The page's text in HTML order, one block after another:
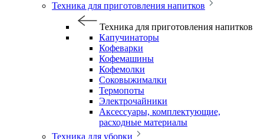
Техника для приготовления напитков
Техника для приготовления напитков
Капучинаторы
Кофеварки
Кофемашины
Кофемолки
Соковыжималки
Термопоты
Электрочайники
Аксессуары, комплектующие,
расходные материалы
Техника для уборки